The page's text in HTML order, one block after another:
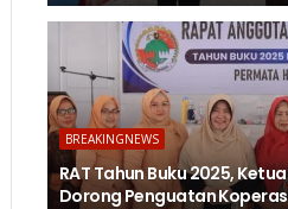
BREAKINGNEWS
RAT Tahun Buku 2025,
Dorong Penguatan